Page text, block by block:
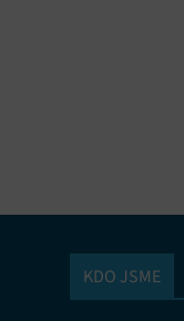
různých
informací.
KDO JSME